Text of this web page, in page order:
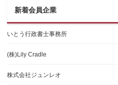
新着会員企業
いとう行政書士事務所
(株)Lily Cradle
株式会社ジュンレオ